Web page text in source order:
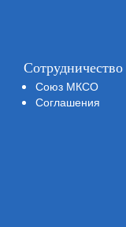
Сотрудничество
Союз МКСО
Соглашения